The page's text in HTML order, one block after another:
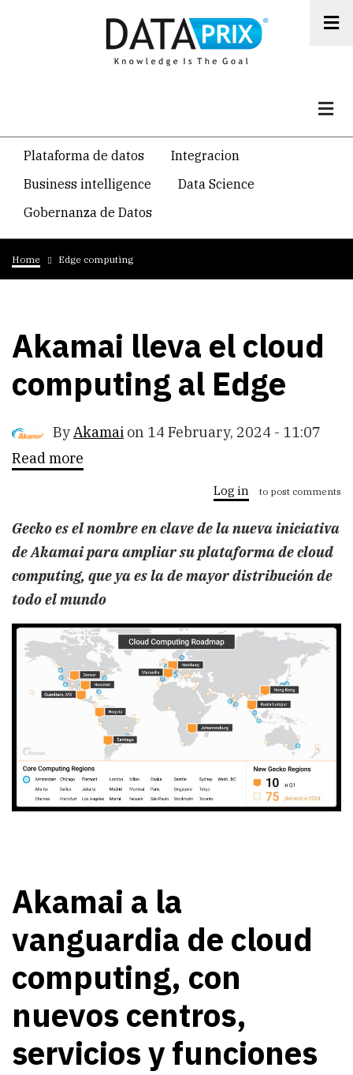
Navegacion
temática
principal
Plataforma de datos
Integracion
Business intelligence
Data Science
Gobernanza de Datos
Breadcrumb
Home Edge computing
Akamai lleva el cloud
computing al Edge
ByAkamai on 14 February, 2024 - 11:07
Read more
computing
al
Edge
Log in to post comments
Gecko es el nombre en clave de la nueva iniciativa
de Akamai para ampliar su plataforma de cloud
computing, que ya es la de mayor distribución de
todo el mundo
Akamai a la
vanguardia de cloud
computing, con
nuevos centros,
servicios y funciones